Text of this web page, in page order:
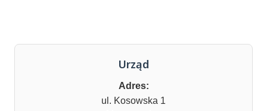
Urząd
Adres:
ul. Kosowska 1